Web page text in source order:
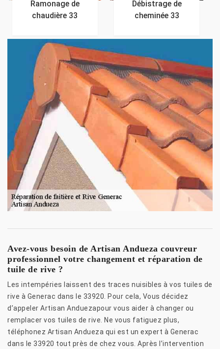
Ramonage de
chaudière 33
Débistrage de
cheminée 33
Avez-vous besoin de Artisan Andueza couvreur
professionnel votre changement et réparation de
tuile de rive ?
Les intempéries laissent des traces nuisibles à vos tuiles de
rive à Generac dans le 33920. Pour cela, Vous décidez
d’appeler Artisan Anduezapour vous aider à changer ou
remplacer vos tuiles de rive. Ne vous fatiguez plus,
téléphonez Artisan Andueza qui est un expert à Generac
dans le 33920 tout près de chez vous. Après l’intervention